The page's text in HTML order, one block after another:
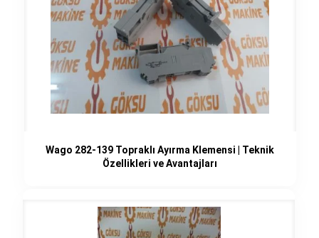
Wago 282-139 Topraklı Ayırma Klemensi | Teknik
Özellikleri ve Avantajları